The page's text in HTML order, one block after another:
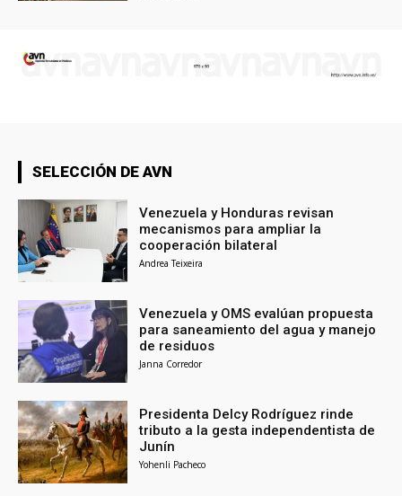
SELECCIÓN DE AVN
Venezuela y Honduras revisan
mecanismos para ampliar la
cooperación bilateral
Andrea Teixeira
Venezuela y OMS evalúan propuesta
para saneamiento del agua y manejo
de residuos
Janna Corredor
Presidenta Delcy Rodríguez rinde
tributo a la gesta independentista de
Junín
Yohenli Pacheco